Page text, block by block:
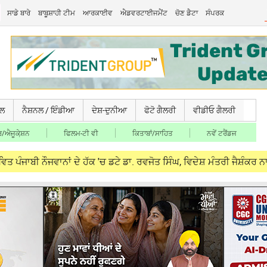
ਸਾਡੇ ਬਾਰੇ ਬਾਬੂਸ਼ਾਹੀ ਟੀਮ ਆਰਕਾਈਵ ਐਡਵਰਟਾਈਜਮੈਂਟ ਚੋਣ ਡੈਟਾ ਸੰਪਰਕ
ਨੈਸ਼ਨਲ / ਇੰਡੀਆ ਦੇਸ਼-ਦੁਨੀਆ ਫੋਟੋ ਗੈਲਰੀ ਵੀਡੀਓ ਗੈਲਰੀ
ਐਜੂਕੇ਼ਸ਼ਨ ਫਿਲਮ-ਟੀ ਵੀ ਕਿਤਾਬਾਂ/ਸਾਹਿਤ ਨਵੇਂ ਟਰੈਂਡਜ
ਦੇ ਹੱਕ 'ਚ ਡਟੇ ਡਾ. ਰਵਜੋਤ ਸਿੰਘ, ਵਿਦੇਸ਼ ਮੰਤਰੀ ਜੈਸ਼ੰਕਰ ਨਾਲ